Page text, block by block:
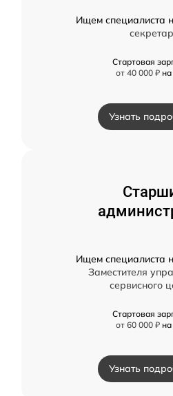
Ищем специалиста
Стартовая
от 40 000 ₽
Узнать
Ищем специалиста
Заместителя
сервисного
Стартовая
от 60 000 ₽
Узнать